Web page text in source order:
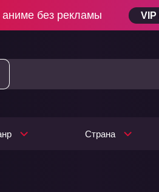
без рекламы VIP
Страна